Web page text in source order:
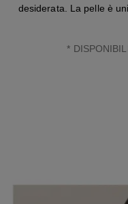
desiderata. La pelle è
*